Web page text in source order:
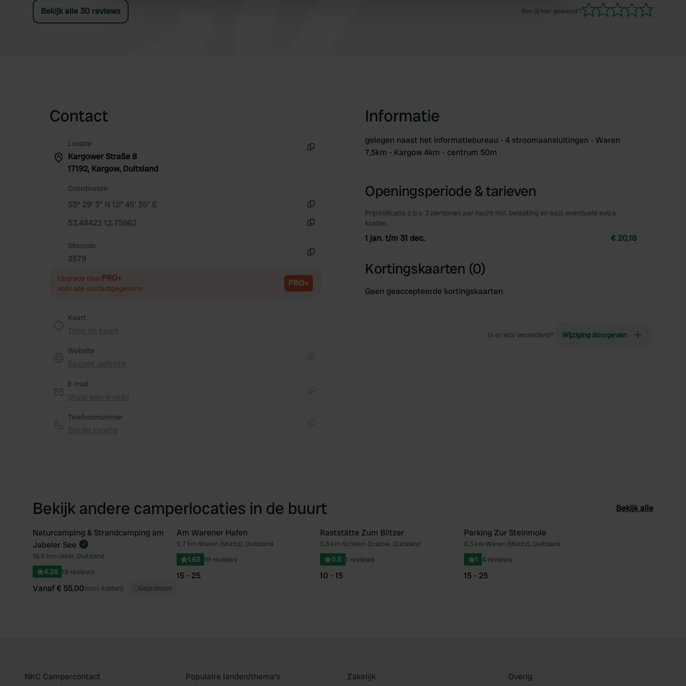
Bekijk alle 30 reviews Ben jij hier geweest?
Contact
Locatie
Kargower Straße 8
17192, Kargow, Duitsland
Coördinaten
53° 29' 3" N 12° 45' 35" E
53.48422 12.75962
Sitecode
2579
Upgrade naarPRO+
voor alle contactgegevens PRO+
Kaart
Website
E-mail
Telefoonnummer
Informatie
gelegen naast het informatiebureau - 4 stroomaansluitingen - Waren
7,5km - Kargow 4km - centrum 50m
Openingsperiode & tarieven
Prijsindicatie o.b.v. 2 personen per nacht incl. belasting en excl. eventuele extra
kosten
1 jan. t/m 31 dec. € 20,18
Kortingskaarten (0)
Geen geaccepteerde kortingskaarten
Is er iets veranderd? Wijziging doorgeven
Bekijk andere camperlocaties in de buurt Bekijk alle
Favoriet
Boek direct
Naturcamping & Strandcamping am
Jabeler See
16,5 km•Jabel, Duitsland
4.26 19 reviews
Vanaf € 55,00(excl. kosten) Gepromoot
Favoriet
Am Warener Hafen
5,7 km•Waren (Müritz), Duitsland
1.63 19 reviews
15 - 25
Favoriet
Raststätte Zum Blitzer
5,8 km•Schloen-Dratow, Duitsland
0.5 1 reviews
10 - 15
Parking Zur Steinmole
6,3 km•Waren (Müritz), Duitsland
1 4 reviews
15 - 25
NKC Campercontact Populaire landen/thema's Zakelijk Overig